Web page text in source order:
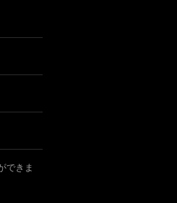
できま